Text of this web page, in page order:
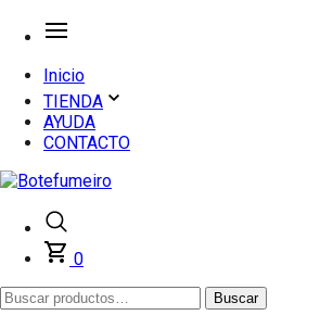
Inicio
TIENDA
AYUDA
CONTACTO
0
Buscar
por:
Buscar